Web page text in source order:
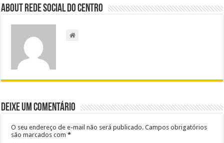
About Rede Social do Centro
Deixe um comentário
O seu endereço de e-mail não será publicado. Campos obrigatórios
são marcados com*